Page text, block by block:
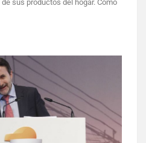
sus productos del hogar. Como